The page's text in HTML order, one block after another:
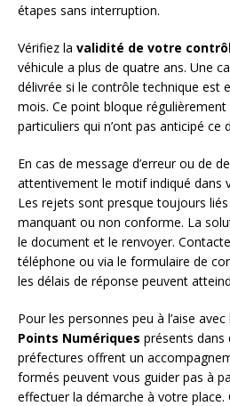
étapes sans interruption.
Vérifiez la validité de votre
véhicule a plus de quatre ans. Une
délivrée si le contrôle technique est
mois. Ce point bloque
particuliers qui n’ont pas anticipé ce
En cas de message d’erreur ou de
attentivement le motif indiqué dans
Les rejets sont presque toujours
manquant ou non conforme. La
le document et le renvoyer.
téléphone ou via le formulaire de
les délais de réponse peuvent
Pour les personnes peu à l’aise
Points Numériques présents dans
préfectures offrent un
formés peuvent vous guider pas à
effectuer la démarche à votre place.